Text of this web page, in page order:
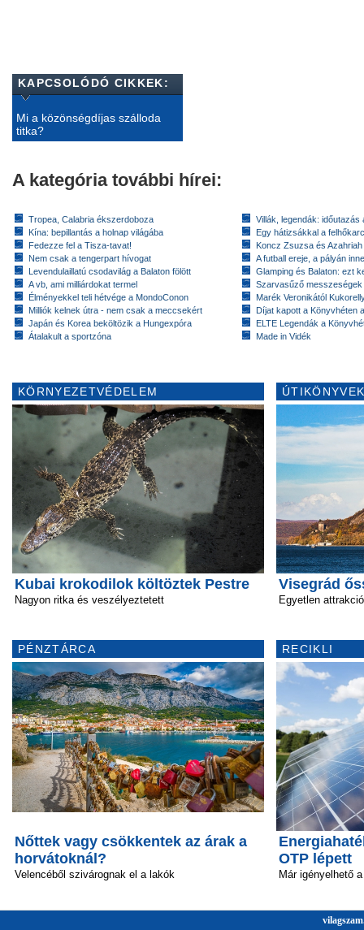
KAPCSOLÓDÓ CIKKEK:
Mi a közönségdíjas szálloda
titka?
A kategória további hírei:
Tropea, Calabria ékszerdoboza
Kína: bepillantás a holnap világába
Fedezze fel a Tisza-tavat!
Nem csak a tengerpart hívogat
Levendulaillatú csodavilág a Balaton fölött
A vb, ami milliárdokat termel
Élményekkel teli hétvége a MondoConon
Milliók kelnek útra - nem csak a meccsekért
Japán és Korea beköltözik a Hungexpóra
Átalakult a sportzóna
Villák, legendák: időutazás
Egy hátizsákkal a
Koncz Zsuzsa és
A futball ereje, a pályán
Glamping és Balaton: ezt
Szarvasűző messzeségek
Marék Veronikától
Díjat kapott a Könyvhéten
ELTE Legendák a
Made in Vidék
KÖRNYEZETVÉDELEM
Kubai krokodilok költöztek Pestre
Nagyon ritka és veszélyeztetett
PÉNZTÁRCA
Nőttek vagy csökkentek az árak a
horvátoknál?
Velencéből szivárognak el a lakók
Visegrád
Egyetlen
RECIKLI
OTP lépett
Már igényelhető